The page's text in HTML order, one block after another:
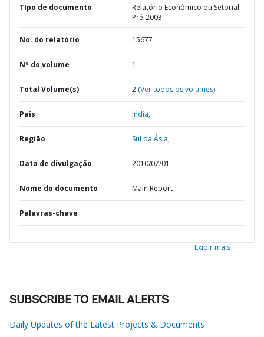
TIpo de documento
Relatório Econômico ou Setorial
Pré-2003
No. do relatório 15677
Nº do volume 1
Total Volume(s) 2 (Ver todos os volumes)
País Índia,
Região Sul da Ásia,
Data de divulgação 2010/07/01
Nome do documento Main Report
Palavras-chave
Exibir mais
SUBSCRIBE TO EMAIL ALERTS
Daily Updates of the Latest Projects & Documents